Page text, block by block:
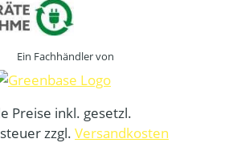
Ein Fachhändler von
Preise inkl. gesetzl.
zzgl. Versandkosten